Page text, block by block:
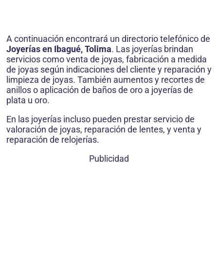
A continuación encontrará un directorio telefónico de
Joyerías en Ibagué, Tolima. Las joyerías brindan
servicios como venta de joyas, fabricación a medida
de joyas según indicaciones del cliente y reparación y
limpieza de joyas. También aumentos y recortes de
anillos o aplicación de baños de oro a joyerías de
plata u oro.
En las joyerías incluso pueden prestar servicio de
valoración de joyas, reparación de lentes, y venta y
reparación de relojerías.
Publicidad